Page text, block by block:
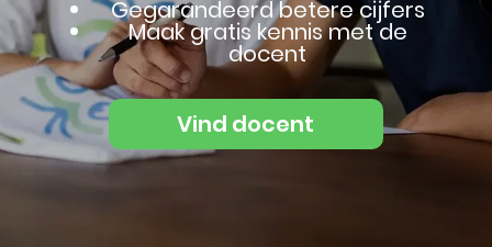
Gegarandeerd betere cijfers
Maak gratis kennis met de
docent
Vind docent